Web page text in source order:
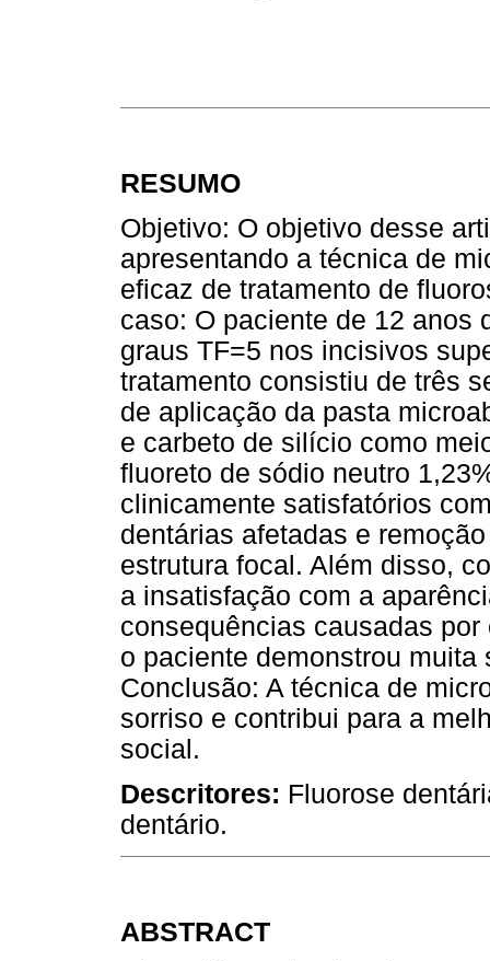
RESUMO
Objetivo: O objetivo desse
apresentando a técnica de
eficaz de tratamento de
caso: O paciente de 12 anos
graus TF=5 nos incisivos
tratamento consistiu de três
de aplicação da pasta
e carbeto de silício como
fluoreto de sódio neutro
clinicamente satisfatórios
dentárias afetadas e
estrutura focal. Além disso,
a insatisfação com a
consequências causadas
o paciente demonstrou
Conclusão: A técnica de
sorriso e contribui para a
social.
Descritores: Fluorose
dentário.
ABSTRACT